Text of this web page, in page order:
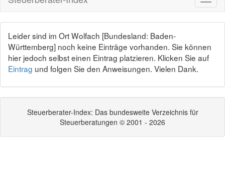
Leider sind im Ort Wolfach [Bundesland: Baden-
Württemberg] noch keine Einträge vorhanden. Sie können
hier jedoch selbst einen Eintrag platzieren. Klicken Sie auf
Eintrag und folgen Sie den Anweisungen. Vielen Dank.
Steuerberater-Index: Das bundesweite Verzeichnis für
Steuerberatungen © 2001 - 2026